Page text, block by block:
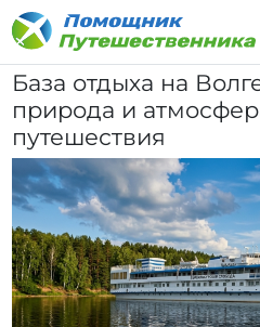
База отдыха на
природа и
путешествия